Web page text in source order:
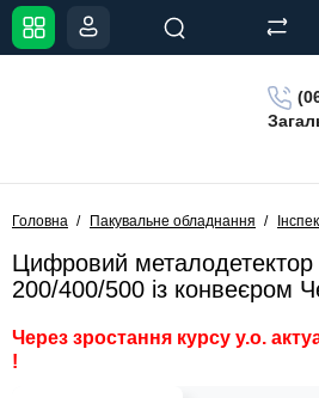
Головна Пакувальне обладнання
Цифровий
200/400/500 із конвеєром
Через зростання курсу у.о.
!